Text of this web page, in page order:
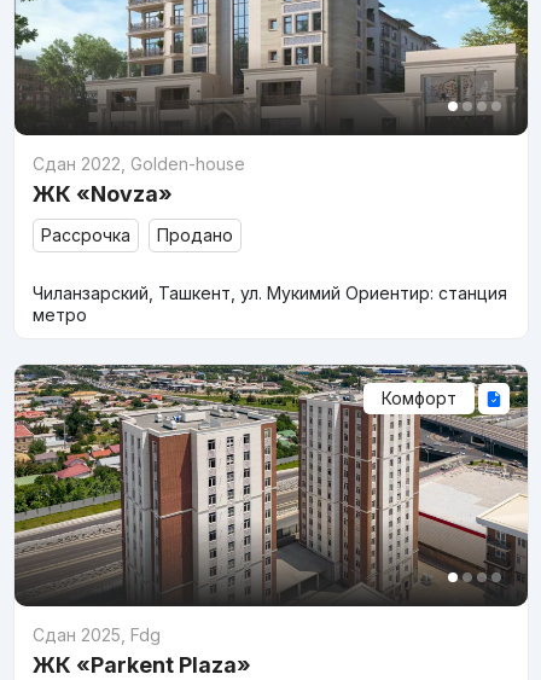
Сдан 2022 Golden-house
ЖК «Novza»
Рассрочка Продано
Чиланзарский, Ташкент, ул. Мукимий Ориентир: станция
метро
Комфорт
Сдан 2025 Fdg
ЖК «Parkent Plaza»